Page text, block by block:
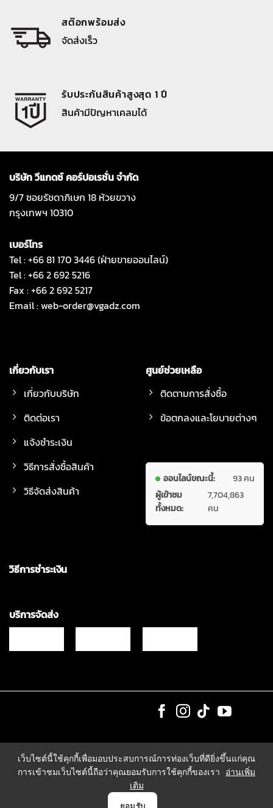
สต๊อกพร้อมส่ง
จัดส่งเร็ว
รับประกันสินค้าสูงสุด 1 ปี
สินค้ามีปัญหาเคลมได้
บริษัท วีแกดซ์ คอร์ปอเรชั่น จำกัด
9/7 ซอยรัชดาภิเษก 18 ห้วยขวาง
กรุงเทพฯ 10310
เบอร์โทร
Tel : +66 81 170 3446 (ฝ่ายขายออนไลน์)
Tel : +66 2 692 5216
Fax : +66 2 692 5217
Email :web-order@vgadz.com
เกี่ยวกับเรา
เกี่ยวกับบริษัท
ติดต่อเรา
แจ้งชำระเงิน
วิธีการสั่งซื้อสินค้า
วิธีจัดส่งสินค้า
ศูนย์ช่วยเหลือ
ติดตามการสั่งซื้อ
ข้อตกลงและโยบายต่างๆ
ออนไลน์ขณะนี้:
93 คน
ผู้เข้าชม
ทั้งหมด:
7,704,863
คน
วิธีการชำระเงิน
บริการจัดส่ง
เว็บไซต์นี้ใช้คุกกี้เพื่อมอบประสบการณ์การท่องเว็บที่ดียิ่งขึ้นแก่คุณ
การเข้าชมเว็บไซต์นี้ถือว่าคุณยอมรับการใช้คุกกี้ของเรา
อ่านเพิ่ม
เติม